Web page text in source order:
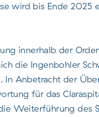
wird bis Ende 2025
innerhalb der
die Ingenbohler
In Anbetracht der
für das
Weiterführung